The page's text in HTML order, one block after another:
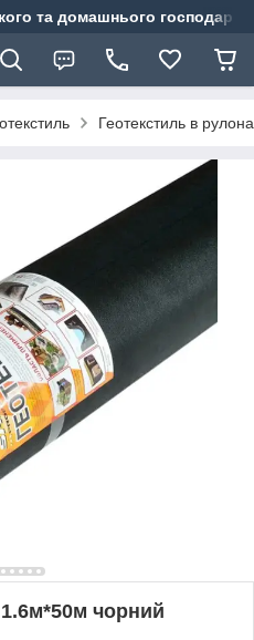
та домашнього
Геотекстиль в
1.6м*50м чорний